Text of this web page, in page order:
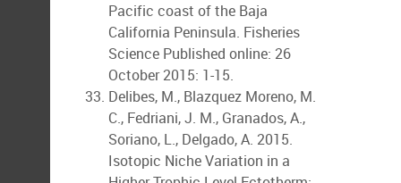
Pacific coast of the Baja
California Peninsula. Fisheries
Science Published online: 26
October 2015: 1-15.
Delibes, M., Blazquez Moreno, M.
C., Fedriani, J. M., Granados, A.,
Soriano, L., Delgado, A. 2015.
Isotopic Niche Variation in a